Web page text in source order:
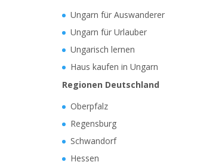
Ungarn für Auswanderer
Ungarn für Urlauber
Ungarisch lernen
Haus kaufen in Ungarn
Regionen Deutschland
Oberpfalz
Regensburg
Schwandorf
Hessen